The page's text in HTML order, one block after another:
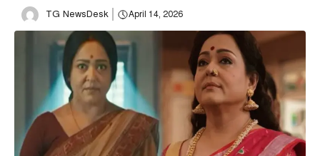
TG NewsDesk April 14, 2026